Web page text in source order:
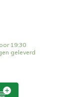
19:30
geleverd